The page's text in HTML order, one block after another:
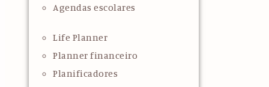
Agendas escolares
Life Planner
Planner financeiro
Planificadores